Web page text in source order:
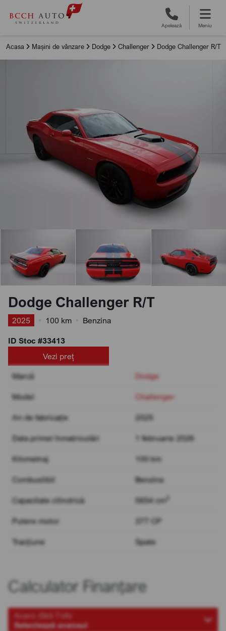
Apelează Meniu
Acasa Mașini de vânzare Dodge Challenger Dodge Challenger R/T
Dodge Challenger R/T
2025 100 km
Benzina
ID Stoc #33413
Vezi preț
Marcă
Dodge
Model Challenger
An de fabricație 2025
Data primei înmatriculări 1 februarie 2026
Kilometraj 100 km
Combustibil Benzina
Capacitate cilindrică 5654 cm
Putere motor 377 CP
Tracțiune Spate
Calculator Finanțare
Avans (fără TVA)
Selectează avansul